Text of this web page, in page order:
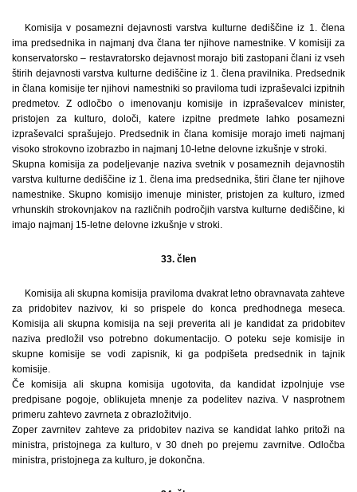
Komisija v posamezni dejavnosti varstva kulturne dediščine iz 1. člena
ima predsednika in najmanj dva člana ter njihove namestnike. V komisiji za
konservatorsko – restavratorsko dejavnost morajo biti zastopani člani iz vseh
štirih dejavnosti varstva kulturne dediščine iz 1. člena pravilnika. Predsednik
in člana komisije ter njihovi namestniki so praviloma tudi izpraševalci izpitnih
predmetov. Z odločbo o imenovanju komisije in izpraševalcev minister,
pristojen za kulturo, določi, katere izpitne predmete lahko posamezni
izpraševalci sprašujejo. Predsednik in člana komisije morajo imeti najmanj
visoko strokovno izobrazbo in najmanj 10-letne delovne izkušnje v stroki.
Skupna komisija za podeljevanje naziva svetnik v posameznih dejavnostih
varstva kulturne dediščine iz 1. člena ima predsednika, štiri člane ter njihove
namestnike. Skupno komisijo imenuje minister, pristojen za kulturo, izmed
vrhunskih strokovnjakov na različnih področjih varstva kulturne dediščine, ki
imajo najmanj 15-letne delovne izkušnje v stroki.
33. člen
Komisija ali skupna komisija praviloma dvakrat letno obravnavata zahteve
za pridobitev nazivov, ki so prispele do konca predhodnega meseca.
Komisija ali skupna komisija na seji preverita ali je kandidat za pridobitev
naziva predložil vso potrebno dokumentacijo. O poteku seje komisije in
skupne komisije se vodi zapisnik, ki ga podpišeta predsednik in tajnik
komisije.
Če komisija ali skupna komisija ugotovita, da kandidat izpolnjuje vse
predpisane pogoje, oblikujeta mnenje za podelitev naziva. V nasprotnem
primeru zahtevo zavrneta z obrazložitvijo.
Zoper zavrnitev zahteve za pridobitev naziva se kandidat lahko pritoži na
ministra, pristojnega za kulturo, v 30 dneh po prejemu zavrnitve. Odločba
ministra, pristojnega za kulturo, je dokončna.